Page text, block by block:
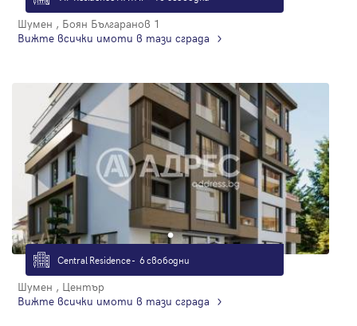
Шумен , Боян Българанов 1
Вижте всички имоти в тази сграда
Central Residence - 6 свободни
Шумен , Център
Вижте всички имоти в тази сграда